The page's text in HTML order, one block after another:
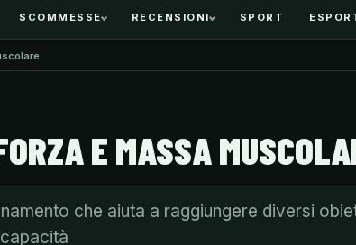
SCOMMESSE RECENSIONI SPORT
E MASSA
che aiuta a raggiungere diversi